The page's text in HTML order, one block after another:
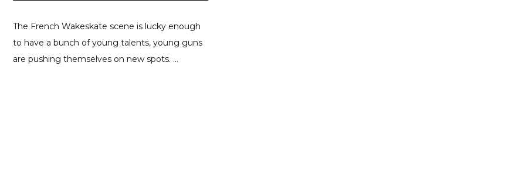
The French Wakeskate scene is lucky enough
to have a bunch of young talents, young guns
are pushing themselves on new spots. ...